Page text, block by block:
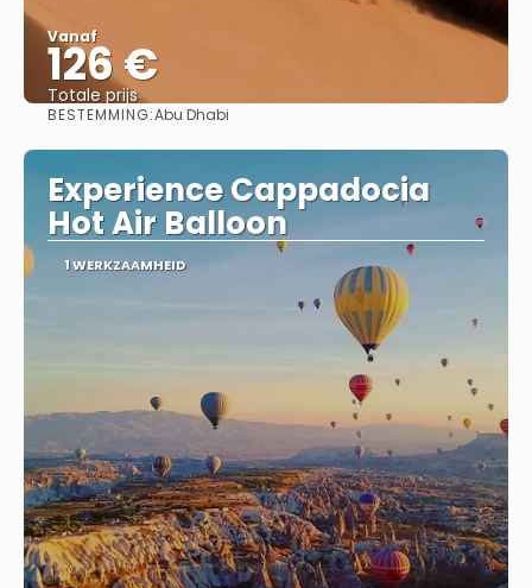
Vanaf
126 €
Totale prijs
BESTEMMING:Abu Dhabi
Experience Cappadocia
Hot Air Balloon
1 WERKZAAMHEID